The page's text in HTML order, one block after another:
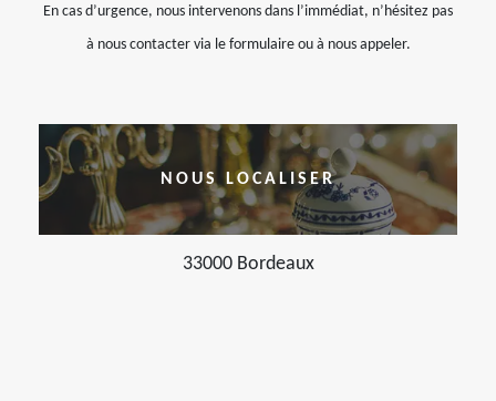
En cas d’urgence, nous intervenons dans l’immédiat, n’hésitez pas
à nous contacter via le formulaire ou à nous appeler.
NOUS LOCALISER
33000 Bordeaux